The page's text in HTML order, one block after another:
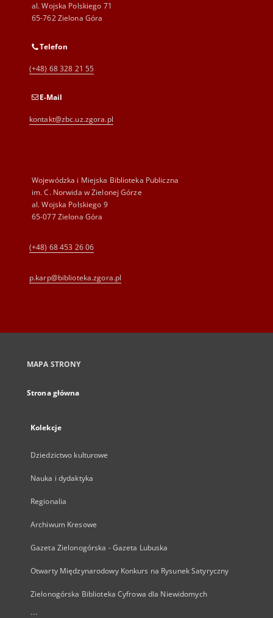
al. Wojska Polskiego 71
65-762 Zielona Góra
Telefon
(+48) 68 328 21 55
E-Mail
kontakt@zbc.uz.zgora.pl
Wojewódzka i Miejska Biblioteka Publiczna
im. C. Norwida w Zielonej Górze
al. Wojska Polskiego 9
65-077 Zielona Góra
(+48) 68 453 26 06
p.karp@biblioteka.zgora.pl
MAPA STRONY
Strona główna
Kolekcje
Dziedzictwo kulturowe
Nauka i dydaktyka
Regionalia
Archiwum Kresowe
Gazeta Zielonogórska - Gazeta Lubuska
Otwarty Międzynarodowy Konkurs na Rysunek Satyryczny
Zielonogórska Biblioteka Cyfrowa dla Niewidomych
...